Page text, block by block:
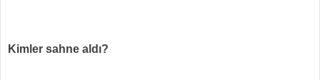
Kimler sahne aldı?